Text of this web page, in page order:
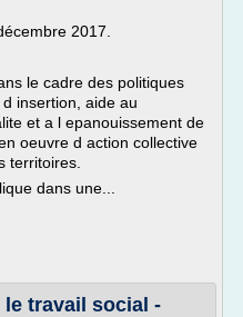
2017.
le cadre des politiques
insertion, aide au
et a l epanouissement de
oeuvre d action collective
territoires.
dans une...
travail social -